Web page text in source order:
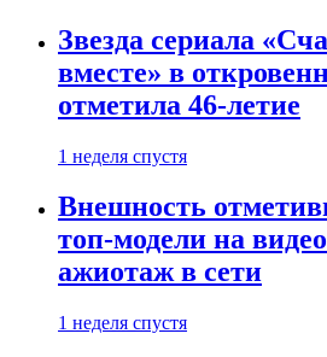
Звезда сериала
вместе» в
отметила 46-летие
1 неделя спустя
Внешность
топ-модели на
ажиотаж в сети
1 неделя спустя